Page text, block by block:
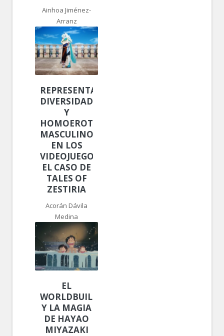
Ainhoa Jiménez-
Arranz
REPRESENTACIÓN,
DIVERSIDAD
Y
HOMOEROTISMO
MASCULINO
EN LOS
VIDEOJUEGOS:
EL CASO DE
TALES OF
ZESTIRIA
Acorán Dávila
Medina
EL
WORLDBUILDING
Y LA MAGIA
DE HAYAO
MIYAZAKI